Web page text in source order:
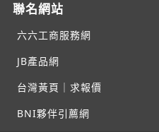
聯名網站
六六工商服務網
JB產品網
台灣黃頁｜求報價
BNI夥伴引薦網